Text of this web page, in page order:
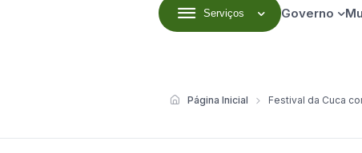
Serviços Governo
Página Inicial Festival da Cuca